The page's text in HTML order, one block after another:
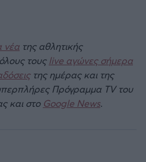
νέα της αθλητικής
τους live αγώνες σήμερα
της ημέρας και της
Πρόγραμμα TV του
και στο Google News.